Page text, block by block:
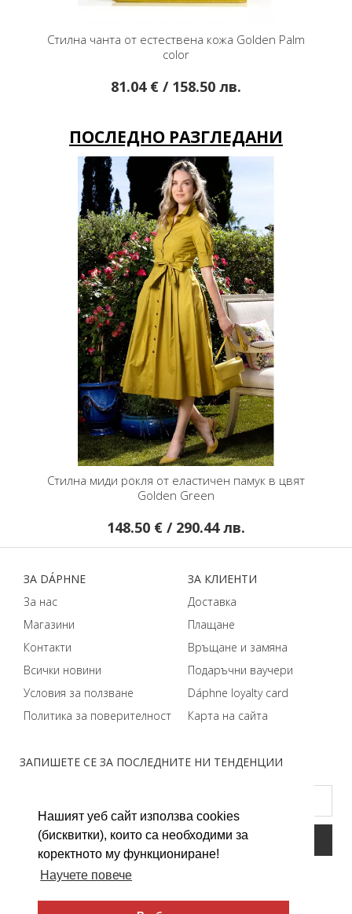
Нашият уеб сайт използва cookies
(бисквитки), които са необходими за
коректното му функциониране!
Научете повече
Стилна чанта от естествена кожа Golden Palm
color
81.04 € / 158.50 лв.
ПОСЛЕДНО РАЗГЛЕДАНИ
Стилна миди рокля от еластичен памук в цвят
Golden Green
148.50 € / 290.44 лв.
ЗАПИШЕТЕ СЕ ЗА ПОСЛЕДНИТЕ НИ ТЕНДЕНЦИИ
ЗA DÁPHNЕ
За нас
Магазини
Контакти
Всички новини
Условия за ползване
Политика за поверителност
ЗA КЛИЕНТИ
Доставка
Плащане
Връщане и замяна
Подаръчни ваучери
Dáphnе loyalty card
Карта на сайта